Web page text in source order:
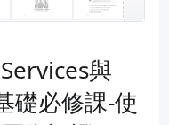
與
礎必修課-使